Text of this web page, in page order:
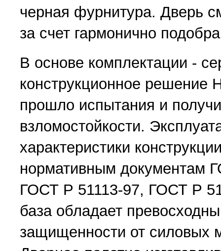
черная фурнитура. Дверь
за счет гармонично
В основе комплектации -
конструкционное решение
прошло испытания и
взломостойкости.
характеристики
нормативным документам
ГОСТ Р 51113-97, ГОСТ Р
база обладает
защищенности от силовых